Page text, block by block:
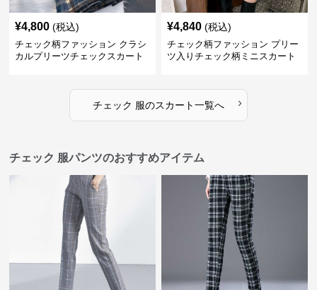
¥4,800 (税込)
チェック柄ファッション クラシ
カルプリーツチェックスカート
¥4,840 (税込)
チェック柄ファッション プリー
ツ入りチェック柄ミニスカート
チェック 服のスカート一覧へ ›
チェック 服パンツのおすすめアイテム